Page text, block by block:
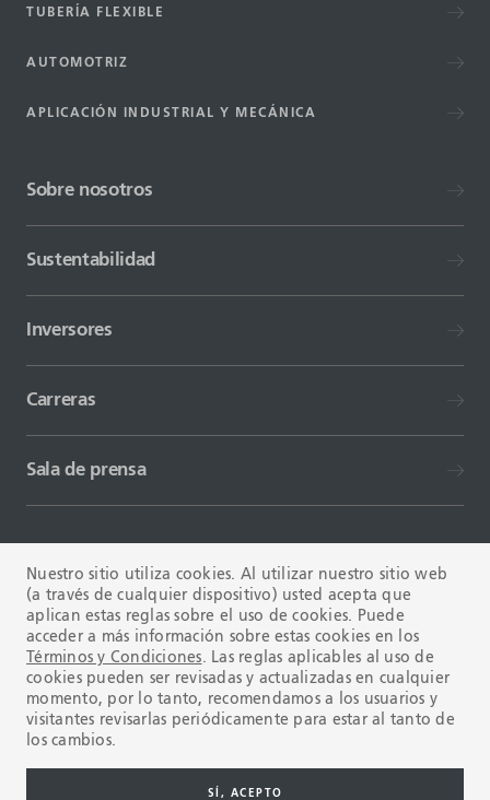
TUBERÍA FLEXIBLE
AUTOMOTRIZ
APLICACIÓN INDUSTRIAL Y MECÁNICA
Sobre nosotros
Sustentabilidad
Inversores
Carreras
Sala de prensa
TÉRMINOS Y CONDICIONES FAQ
Nuestro sitio utiliza cookies. Al utilizar nuestro sitio web
(a través de cualquier dispositivo) usted acepta que
aplican estas reglas sobre el uso de cookies. Puede
acceder a más información sobre estas cookies en los
Términos y Condiciones. Las reglas aplicables al uso de
cookies pueden ser revisadas y actualizadas en cualquier
momento, por lo tanto, recomendamos a los usuarios y
visitantes revisarlas periódicamente para estar al tanto de
los cambios.
SÍ, ACEPTO